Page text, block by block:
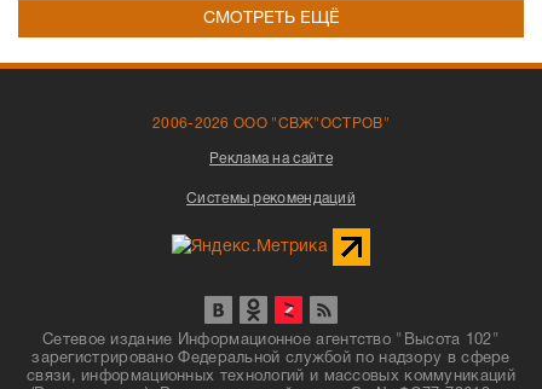
СМОТРЕТЬ ЕЩЁ
2006-2026 ООО "СВЖ"ОСТРОВ"
Реклама на сайте
Системы рекомендаций
Сетевое издание Информационное агентство "Высота 102"
зарегистрировано Федеральной службой по надзору в сфере
связи, информационных технологий и массовых коммуникаций